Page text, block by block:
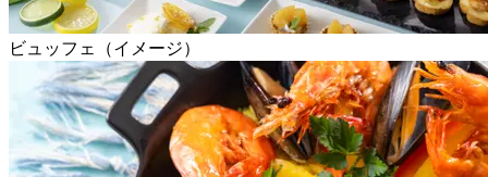
ビュッフェ（イメージ）